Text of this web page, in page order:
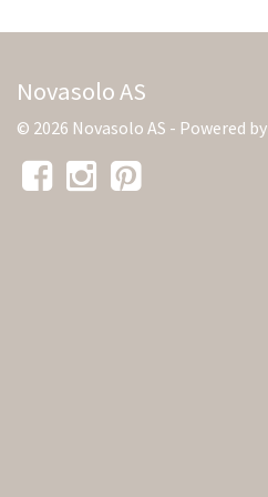
Novasolo AS
© 2026 Novasolo AS - Powered by